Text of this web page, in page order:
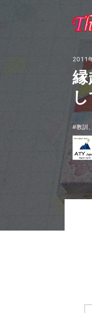
2011
教訓